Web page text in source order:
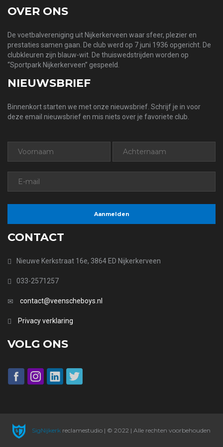
OVER ONS
De voetbalvereniging uit Nijkerkerveen waar sfeer, plezier en
prestaties samen gaan. De club werd op 7 juni 1936 opgericht. De
clubkleuren zijn blauw-wit. De thuiswedstrijden worden op
“Sportpark Nijkerkerveen” gespeeld.
NIEUWSBRIEF
Binnenkort starten we met onze nieuwsbrief. Schrijf je in voor
deze email nieuwsbrief en mis niets over je favoriete club.
CONTACT
Nieuwe Kerkstraat 16e, 3864 ED Nijkerkerveen
033-2571257
contact@veenscheboys.nl
Privacy verklaring
VOLG ONS
SigNijkerkreclamestudio | © 2022 | Alle rechten voorbehouden